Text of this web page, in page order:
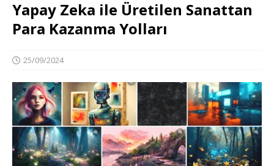
Yapay Zeka ile Üretilen Sanattan
Para Kazanma Yolları
25/09/2024